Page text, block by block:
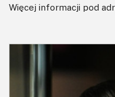
Więcej informacji pod